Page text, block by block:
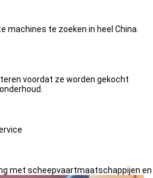
machines te zoeken in heel China.
voordat ze worden gekocht
met scheepvaartmaatschappijen